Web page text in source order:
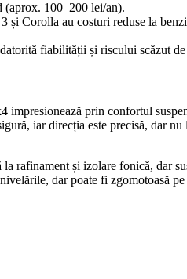
100–200 lei/an).
și Corolla au costuri reduse la
fiabilității și riscului scăzut de
prin confortul
iar direcția este precisă, dar
rafinament și izolare fonică, dar
dar poate fi zgomotoasă